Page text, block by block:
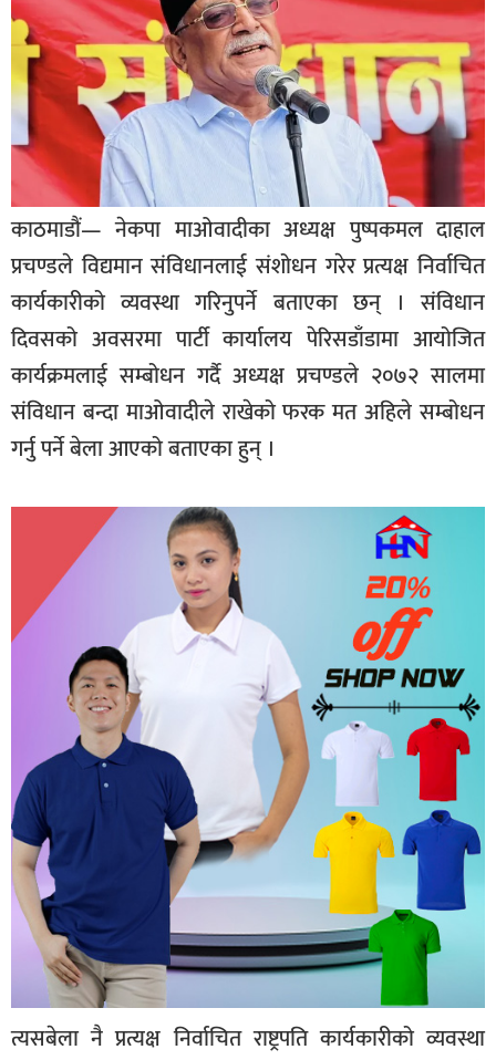
अन्य
शिक्षा
स्वास्थ्य
अपराध
विचार
जीवनशैली
समाज
काठमाडौं— नेकपा माओवादीका अध्यक्ष पुष्पकमल दाहाल
प्रचण्डले विद्यमान संविधानलाई संशोधन गरेर प्रत्यक्ष निर्वाचित
कार्यकारीको व्यवस्था गरिनुपर्ने बताएका छन् । संविधान
दिवसको अवसरमा पार्टी कार्यालय पेरिसडाँडामा आयोजित
कार्यक्रमलाई सम्बोधन गर्दै अध्यक्ष प्रचण्डले २०७२ सालमा
संविधान बन्दा माओवादीले राखेको फरक मत अहिले सम्बोधन
गर्नु पर्ने बेला आएको बताएका हुन् ।
त्यसबेला नै प्रत्यक्ष निर्वाचित राष्ट्रपति कार्यकारीको व्यवस्था